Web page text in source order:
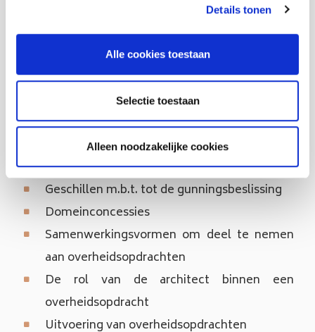
Details tonen
Alle cookies toestaan
Selectie toestaan
Alleen noodzakelijke cookies
Bij ons advocatenkantoor kunt u terecht met de
meest complexe vragen omtrent
overheidsopdrachten binnen de bouw- en
vastgoedsector. Denk maar aan:
Gunningsprocedures
Geschillen m.b.t. tot de gunningsbeslissing
Domeinconcessies
Samenwerkingsvormen om deel te nemen
aan overheidsopdrachten
De rol van de architect binnen een
overheidsopdracht
Uitvoering van overheidsopdrachten